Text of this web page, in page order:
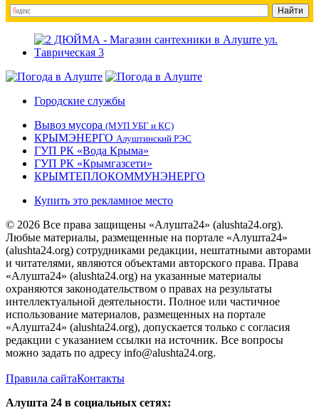
Городские службы
Вывоз мусора (МУП УБГ и КС)
КРЫМЭНЕРГО Алуштинский РЭС
ГУП РК «Вода Крыма»
ГУП РК «Крымгазсети»
КРЫМТЕПЛОКОММУНЭНЕРГО
Купить это рекламное место
© 2026 Все права защищены «Алушта24» (alushta24.org).
Любые материалы, размещенные на портале «Алушта24»
(alushta24.org) сотрудниками редакции, нештатными авторами
и читателями, являются объектами авторского права. Права
«Алушта24» (alushta24.org) на указанные материалы
охраняются законодательством о правах на результаты
интеллектуальной деятельности. Полное или частичное
использование материалов, размещенных на портале
«Алушта24» (alushta24.org), допускается только с согласия
редакции с указанием ссылки на источник. Все вопросы
можно задать по адресу info@alushta24.org.
Правила сайтаКонтакты
Алушта 24 в социальных сетях: